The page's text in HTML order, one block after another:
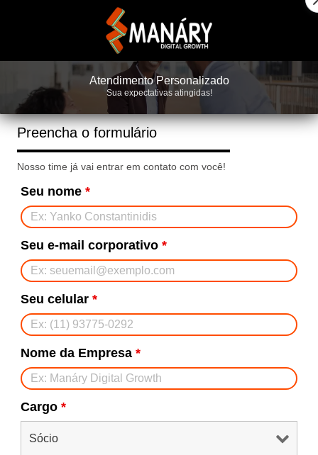
Atendimento Personalizado
Sua expectativas atingidas!
Preencha o formulário
Nosso time já vai entrar em contato com você!
Seu nome *
Seu e-mail corporativo *
Seu celular *
Nome da Empresa *
Cargo *